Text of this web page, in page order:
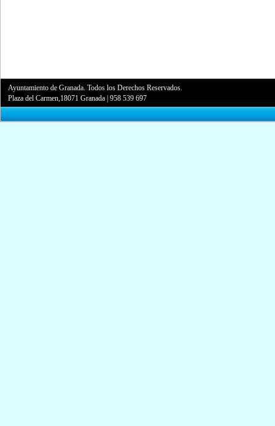
Ayuntamiento de Granada. Todos los Derechos Reservados.
Plaza del Carmen,18071 Granada |958 539 697